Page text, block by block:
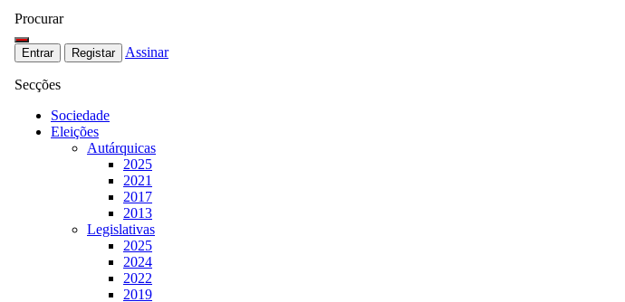
Procurar
Entrar Registar Assinar
Secções
Sociedade
Eleições
Autárquicas
2025
2021
2017
2013
Legislativas
2025
2024
2022
2019